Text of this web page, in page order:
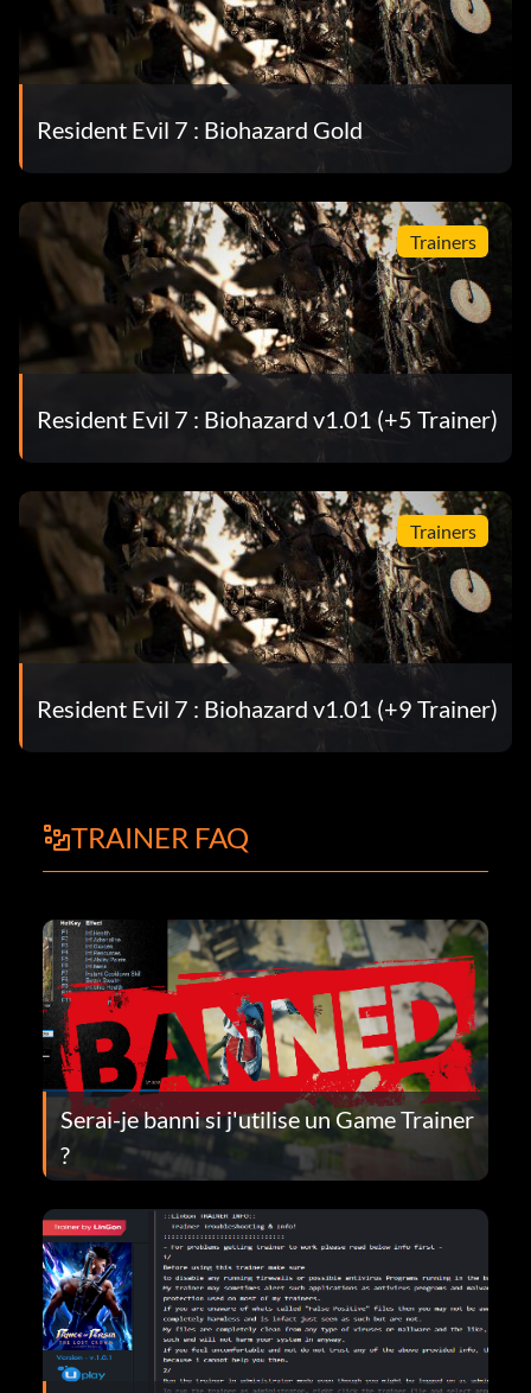
Resident Evil 7 : Biohazard Gold
Trainers
Resident Evil 7 : Biohazard v1.01 (+5 Trainer)
Trainers
Resident Evil 7 : Biohazard v1.01 (+9 Trainer)
TRAINER FAQ
Serai-je banni si j'utilise un Game Trainer
?